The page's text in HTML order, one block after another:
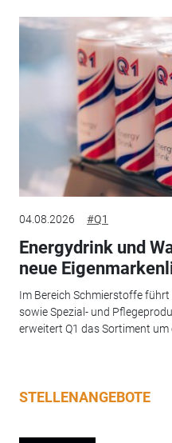
04.08.2026 #Q1
Energydrink und
neue
Im Bereich Schmierstoffe
sowie Spezial- und
erweitert Q1 das Sortiment um
STELLENANGEBOTE